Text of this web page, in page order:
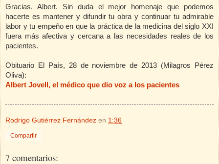
Gracias, Albert. Sin duda el mejor homenaje que podemos
hacerte es mantener y difundir tu obra y continuar tu admirable
labor y tu empeño en que la práctica de la medicina del siglo XXI
fuera más afectiva y cercana a las necesidades reales de los
pacientes.
Obituario El País, 28 de noviembre de 2013 (Milagros Pérez
Oliva):
Albert Jovell, el médico que dio voz a los pacientes
Rodrigo Gutiérrez Fernández en 1:36
Compartir
7 comentarios: